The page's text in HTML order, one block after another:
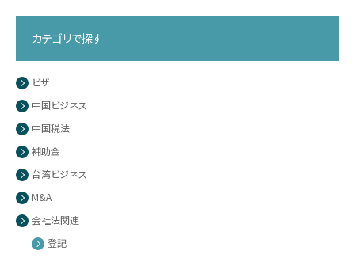
カテゴリで探す
ビザ
中国ビジネス
中国税法
補助金
台湾ビジネス
M&A
会社法関連
登記